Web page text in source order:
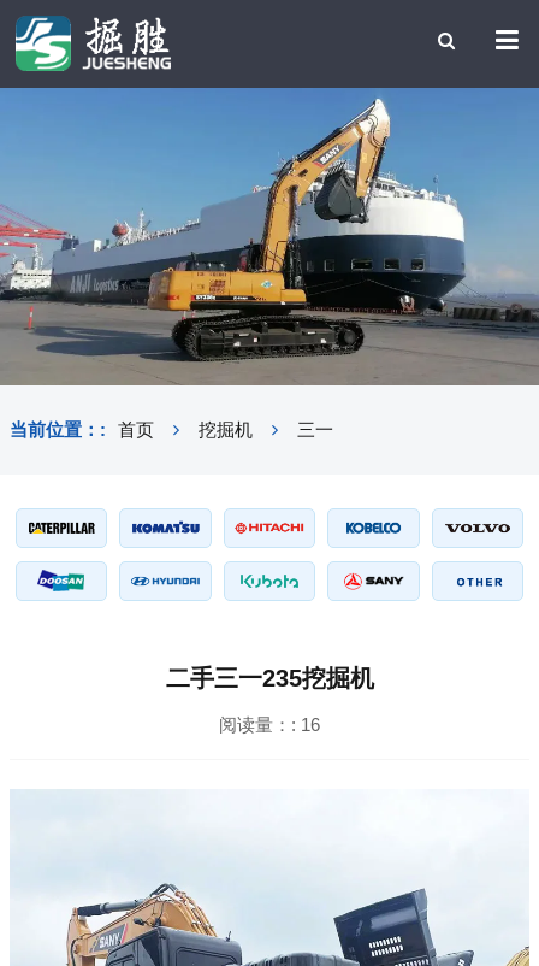
当前位置：: 首页 挖掘机 三一
二手三一235挖掘机
阅读量：: 16